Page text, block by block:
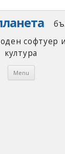
софтуер
култура
Menu Skip